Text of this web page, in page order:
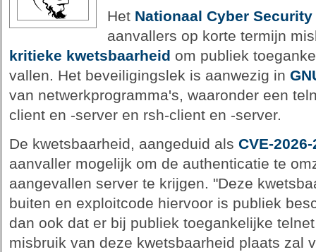
Het Nationaal Cyber
aanvallers op korte termijn
kritieke kwetsbaarheid om publiek
vallen. Het beveiligingslek is aanwezig in
van netwerkprogramma's, waaronder een
client en -server en rsh-client en -server.
De kwetsbaarheid, aangeduid als CVE-
aanvaller mogelijk om de authenticatie te
aangevallen server te krijgen. "Deze
buiten en exploitcode hiervoor is publiek
dan ook dat er bij publiek toegankelijke
misbruik van deze kwetsbaarheid plaats zal